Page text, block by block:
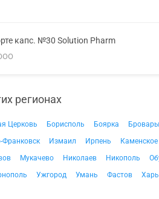
капс. №30 Solution Pharm
регионах
Церковь Борисполь Боярка Бровары
Франковск Измаил Ирпень
Мукачево Николаев Никополь
Ужгород Умань Фастов